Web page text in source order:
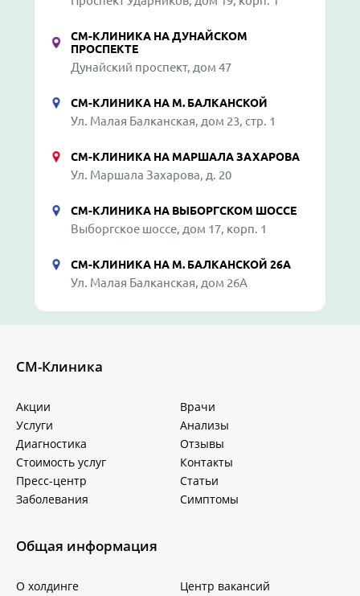
СМ-КЛИНИКА НА ДУНАЙСКОМ
ПРОСПЕКТЕ
Дунайский проспект, дом 47
СМ-КЛИНИКА НА М. БАЛКАНСКОЙ
Ул. Малая Балканская, дом 23, стр. 1
СМ-КЛИНИКА НА МАРШАЛА ЗАХАРОВА
Ул. Маршала Захарова, д. 20
СМ-КЛИНИКА НА ВЫБОРГСКОМ ШОССЕ
Выборгское шоссе, дом 17, корп. 1
СМ-КЛИНИКА НА М. БАЛКАНСКОЙ 26А
Ул. Малая Балканская, дом 26А
СМ-Клиника
Акции
Врачи
Услуги
Анализы
Диагностика
Отзывы
Стоимость услуг
Контакты
Пресс-центр
Статьи
Заболевания
Симптомы
Общая информация
О холдинге
Центр вакансий